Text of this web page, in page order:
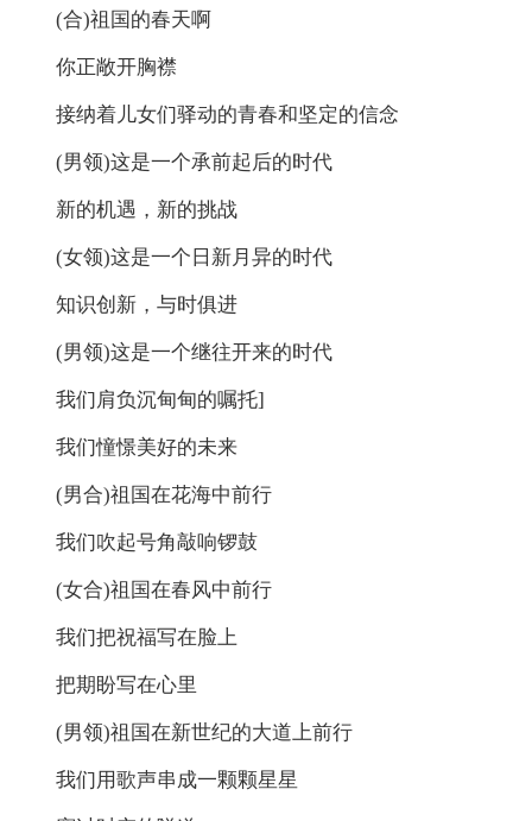
(合)祖国的春天啊
你正敞开胸襟
接纳着儿女们驿动的青春和坚定的信念
(男领)这是一个承前起后的时代
新的机遇，新的挑战
(女领)这是一个日新月异的时代
知识创新，与时俱进
(男领)这是一个继往开来的时代
我们肩负沉甸甸的嘱托]
我们憧憬美好的未来
(男合)祖国在花海中前行
我们吹起号角敲响锣鼓
(女合)祖国在春风中前行
我们把祝福写在脸上
把期盼写在心里
(男领)祖国在新世纪的大道上前行
我们用歌声串成一颗颗星星